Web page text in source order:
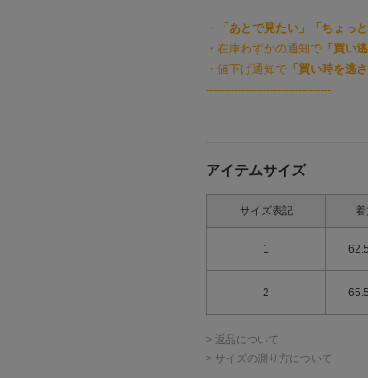
・ 「あとで見たい」「ちょっ
・在庫わずかの通知で 「買い
・値下げ通知で 「買い時を逃
-----------------------------------
アイテムサイズ
サイズ表記 着
1
2
> 返品について
> サイズの測り方について